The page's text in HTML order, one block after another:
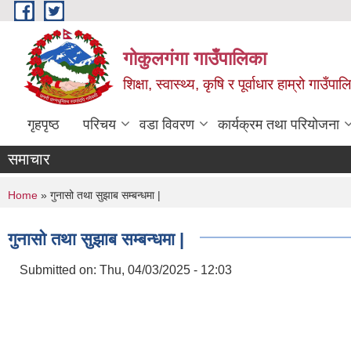
Skip to main content
गोकुलगंगा गाउँपालिका
शिक्षा, स्वास्थ्य, कृषि र पूर्वाधार हाम्रो
गृहपृष्ठ परिचय वडा विवरण कार्यक्रम तथा परियोजना
समाचार
You are here
Home » गुनासो तथा सुझाब सम्बन्धमा |
गुनासो तथा सुझाब सम्बन्धमा |
Submitted on: Thu, 04/03/2025 - 12:03